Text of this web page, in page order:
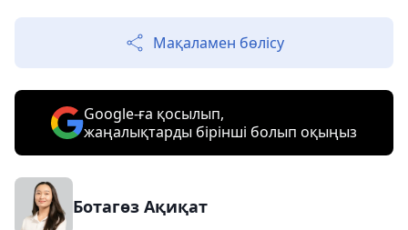
Мақаламен бөлісу
Google-ға қосылып,
жаңалықтарды бірінші болып оқыңыз
Ботагөз Ақиқат